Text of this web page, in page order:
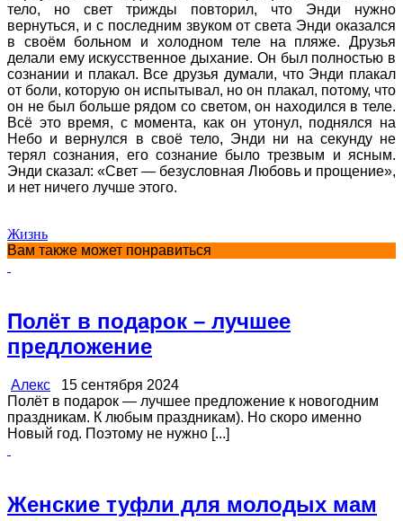
тело, но свет трижды повторил, что Энди нужно
вернуться, и с последним звуком от света Энди оказался
в своём больном и холодном теле на пляже. Друзья
делали ему искусственное дыхание. Он был полностью в
сознании и плакал. Все друзья думали, что Энди плакал
от боли, которую он испытывал, но он плакал, потому, что
он не был больше рядом со светом, он находился в теле.
Всё это время, с момента, как он утонул, поднялся на
Небо и вернулся в своё тело, Энди ни на секунду не
терял сознания, его сознание было трезвым и ясным.
Энди сказал: «Свет — безусловная Любовь и прощение»,
и нет ничего лучше этого.
Жизнь
Вам также может понравиться
Полёт в подарок – лучшее
предложение
Алекс 15 сентября 2024
Полёт в подарок — лучшее предложение к новогодним
праздникам. К любым праздникам). Но скоро именно
Новый год. Поэтому не нужно [...]
Женские туфли для молодых мам